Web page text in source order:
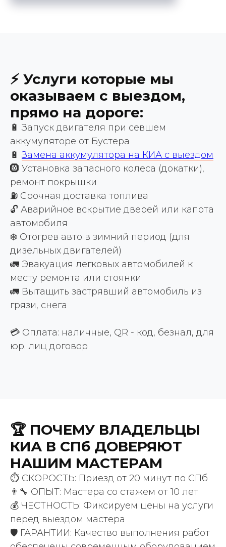
⚡ Услуги которые мы
оказываем с выездом,
прямо на дороге:
🔋 Запуск двигателя при севшем
аккумуляторе от Бустера
🔋 Замена аккумулятора на КИА с выездом
🛞 Установка запасного колеса (докатки),
ремонт покрышки
⛽ Срочная доставка топлива
🔓 Аварийное вскрытие дверей или капота
автомобиля
❄️ Отогрев авто в зимний период (для
дизельных двигателей)
🚛 Эвакуация легковых автомобилей к
месту ремонта или стоянки
🚛 Вытащить застрявший автомобиль из
грязи, снега
💳 Оплата: наличные, QR - код, безнал, для
юр. лиц договор
🏆 ПОЧЕМУ ВЛАДЕЛЬЦЫ
КИА В СПб ДОВЕРЯЮТ
НАШИМ МАСТЕРАМ
⏱️ СКОРОСТЬ: Приезд от 20 минут по СПб
👨‍🔧 ОПЫТ: Мастера со стажем от 10 лет
💰 ЧЕСТНОСТЬ: Фиксируем цены на услуги
перед выездом мастера
🛡️ ГАРАНТИИ: Качество выполнения работ
положительных отзывов
клиентов
200 +
ВАШИ ПРИЯТНЫЕ СЛОВА